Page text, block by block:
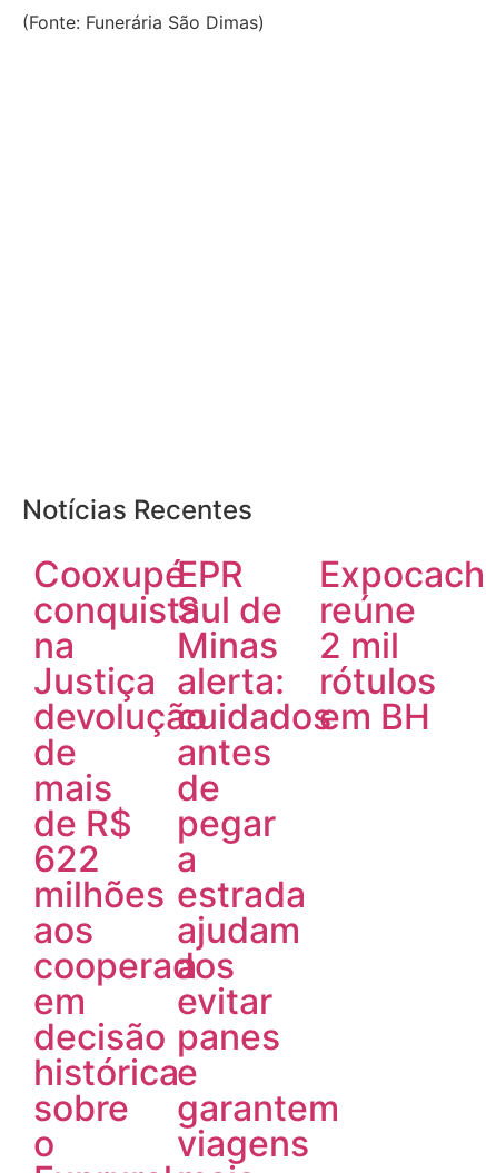
(Fonte: Funerária São Dimas)
Notícias Recentes
Cooxupé
conquista
na
Justiça
devolução
de
mais
de R$
622
milhões
aos
cooperados
em
decisão
histórica
sobre
o
EPR
Sul de
Minas
alerta:
cuidados
antes
de
pegar
a
estrada
ajudam
a
evitar
panes
e
garantem
viagens
reúne
2 mil
rótulos
em BH